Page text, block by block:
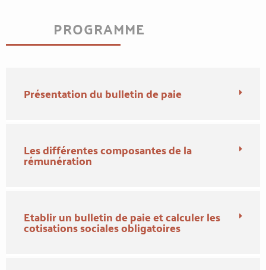
PROGRAMME
Présentation du bulletin de paie
Les différentes composantes de la
rémunération
Etablir un bulletin de paie et calculer les
cotisations sociales obligatoires